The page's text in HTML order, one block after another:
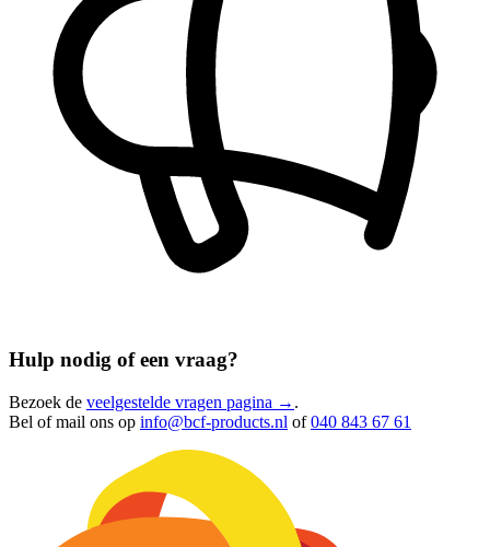
Hulp nodig of een vraag?
Bezoek de veelgestelde vragen pagina → .
Bel of mail ons op info@bcf-products.nl of040 843 67 61